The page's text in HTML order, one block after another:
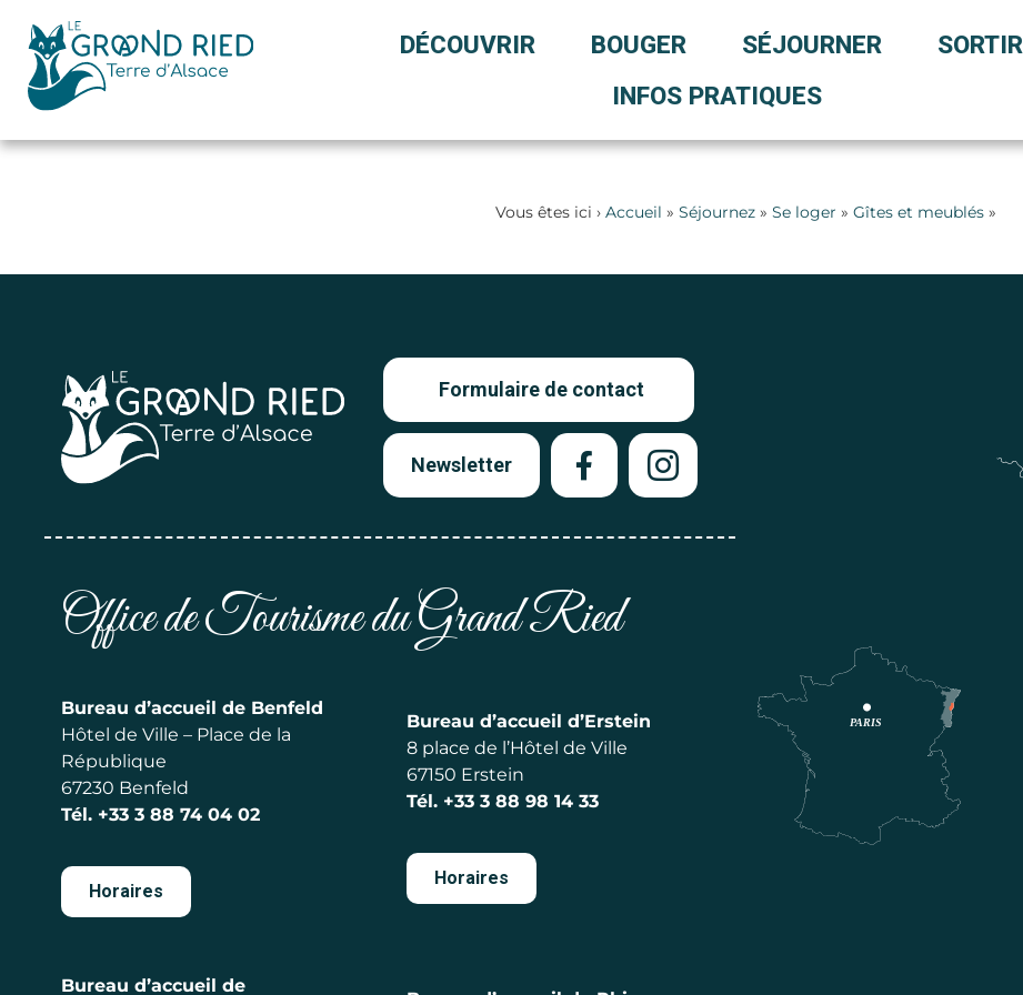
DÉCOUVRIR BOUGER SÉJOURNER
SORTIR
INFOS PRATIQUES
Vous êtes ici ›Accueil »Séjournez »Se loger »Gîtes et meublés »
Formulaire de contact
Newsletter
Office de Tourisme du Grand Ried
Bureau d’accueil de Benfeld
Hôtel de Ville – Place de la
République
67230 Benfeld
Tél. +33 3 88 74 04 02
Horaires
Bureau d’accueil d’Erstein
8 place de l’Hôtel de Ville
67150 Erstein
Tél. +33 3 88 98 14 33
Horaires
Bureau d’accueil de